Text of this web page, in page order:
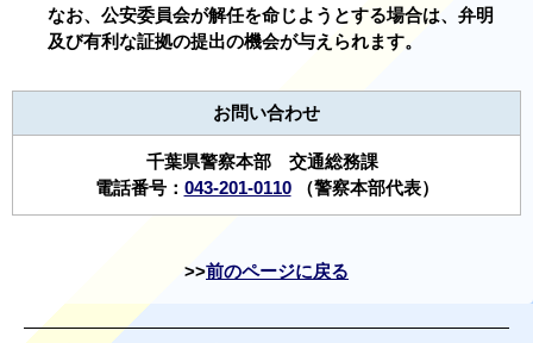
なお、公安委員会が解任を命じようとする場合は、弁明
及び有利な証拠の提出の機会が与えられます。
お問い合わせ
千葉県警察本部 交通総務課
電話番号： 043-201-0110（警察本部代表）
前のページに戻る